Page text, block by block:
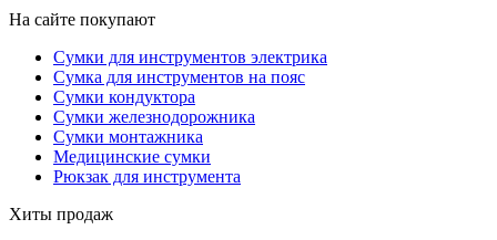
На сайте покупают
Сумки для инструментов электрика
Сумка для инструментов на пояс
Сумки кондуктора
Сумки железнодорожника
Сумки монтажника
Медицинские сумки
Рюкзак для инструмента
Хиты продаж